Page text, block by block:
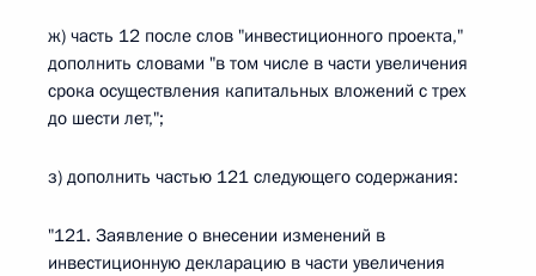
ж) часть 12 после слов "инвестиционного проекта,"
дополнить словами "в том числе в части увеличения
срока осуществления капитальных вложений с трех
до шести лет,";
з) дополнить частью 121 следующего содержания:
"121. Заявление о внесении изменений в
инвестиционную декларацию в части увеличения